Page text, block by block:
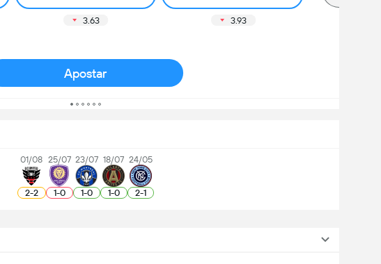
3.63 3.93
Apostar
01/08
2-2
25/07
1-0
23/07
1-0
18/07
1-0
24/05
2-1